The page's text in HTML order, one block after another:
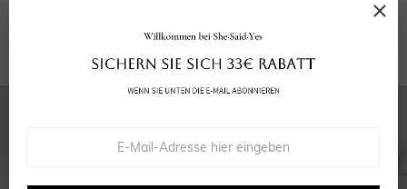
Wiederverwendbare Verpackung GRA Moissanite Bericht